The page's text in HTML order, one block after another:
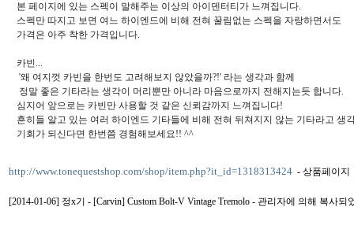
본 페이지에 있는 스펙이 말해주는 이상의 아이덴터티가 느껴집니다.
스펙만 따지고 보면 여느 하이엔드에 비해 전혀 꿀림없는 스펙을 자랑하면서도
가격은 아주 착한 가격입니다.
카빈...
'왜 여지껏 카빈을 한번도 고려해보지 않았을까?!' 라는 생각과 함께
정말 좋은 기타라는 생각이 머리뿐만 아니라 마음으로까지 전해지는듯 합니다.
심지어 앞으로는 카빈만 사용할 것 같은 신뢰감까지 느껴집니다!
흔히들 알고 있는 여러 하이엔드 기타들에 비해 전혀 뒤쳐지지 않는 기타라고 생
기회가 되신다면 한번쯤 경험해보세요!! ^^
http://www.tonequestshop.com/shop/item.php?it_id=1318313424 - 상품페이지
[2014-01-06] 정x기 - [Carvin] Custom Bolt-V Vintage Tremolo - 관리자에 의해 복사되